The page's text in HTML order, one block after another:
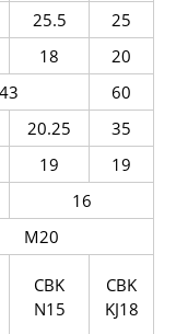
25.5
25
18
20
43
60
20.25
35
19
19
16
M20
CBK
N15
CBK
KJ18